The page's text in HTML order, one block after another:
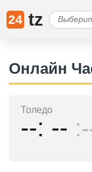
24 tz
Онлайн
Толедо
-- --